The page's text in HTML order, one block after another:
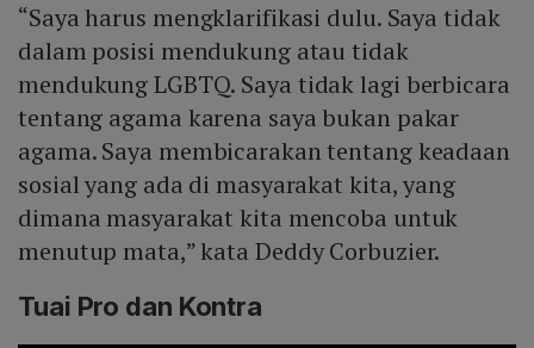
“Saya harus mengklarifikasi dulu. Saya tidak
dalam posisi mendukung atau tidak
mendukung LGBTQ. Saya tidak lagi berbicara
tentang agama karena saya bukan pakar
agama. Saya membicarakan tentang keadaan
sosial yang ada di masyarakat kita, yang
dimana masyarakat kita mencoba untuk
menutup mata,” kata Deddy Corbuzier.
Tuai Pro dan Kontra